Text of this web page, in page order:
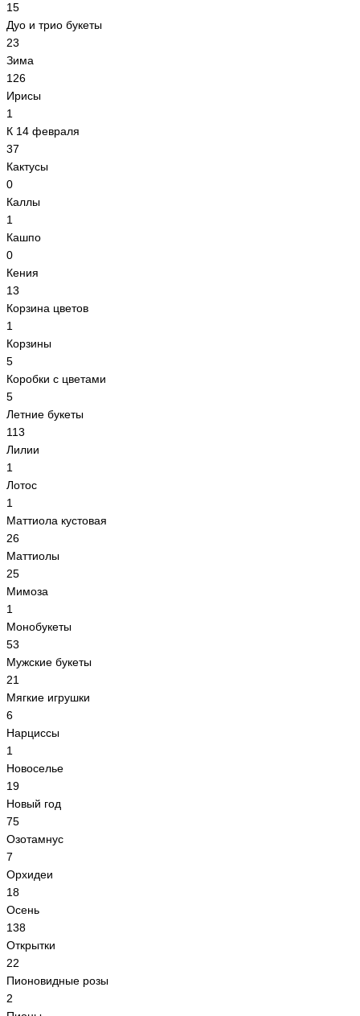
15
Дуо и трио букеты
23
Зима
126
Ирисы
1
К 14 февраля
37
Кактусы
0
Каллы
1
Кашпо
0
Кения
13
Корзина цветов
1
Корзины
5
Коробки с цветами
5
Летние букеты
113
Лилии
1
Лотос
1
Маттиола кустовая
26
Маттиолы
25
Мимоза
1
Монобукеты
53
Мужские букеты
21
Мягкие игрушки
6
Нарциссы
1
Новоселье
19
Новый год
75
Озотамнус
7
Орхидеи
18
Осень
138
Открытки
22
Пионовидные розы
2